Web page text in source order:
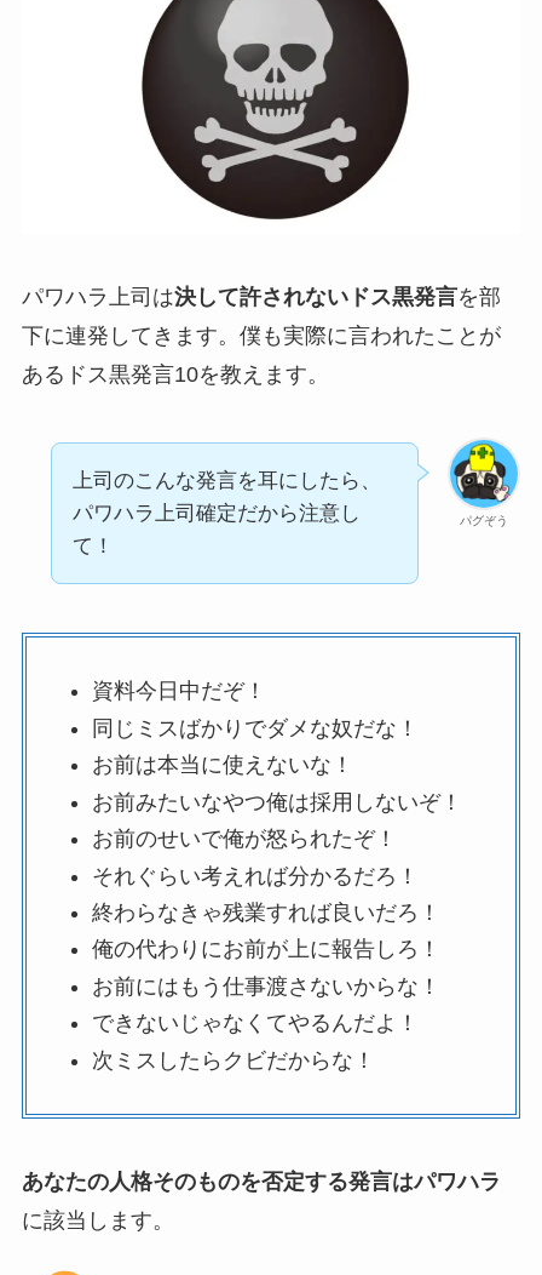
パワハラ上司は決して許されないドス黒発言を部
下に連発してきます。僕も実際に言われたことが
あるドス黒発言10を教えます。
パグぞう
上司のこんな発言を耳にしたら、
パワハラ上司確定だから注意し
て！
資料今日中だぞ！
同じミスばかりでダメな奴だな！
お前は本当に使えないな！
お前みたいなやつ俺は採用しないぞ！
お前のせいで俺が怒られたぞ！
それぐらい考えれば分かるだろ！
終わらなきゃ残業すれば良いだろ！
俺の代わりにお前が上に報告しろ！
お前にはもう仕事渡さないからな！
できないじゃなくてやるんだよ！
次ミスしたらクビだからな！
あなたの人格そのものを否定する発言はパワハラ
に該当します。